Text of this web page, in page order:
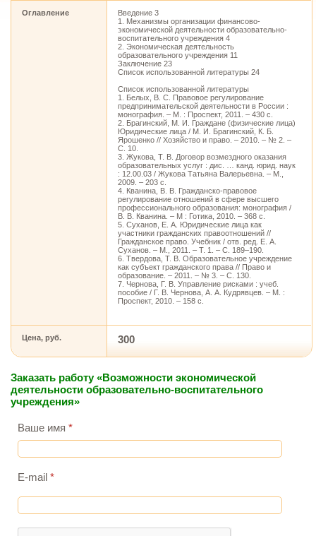
Оглавление
Введение 3
1. Механизмы организации финансово-
экономической деятельности образовательно-
воспитательного учреждения 4
2. Экономическая деятельность
образовательного учреждения 11
Заключение 23
Список использованной литературы 24
Список использованной литературы
1. Белых, В. С. Правовое регулирование
предпринимательской деятельности в России :
монография. – М. : Проспект, 2011. – 430 с.
2. Брагинский, М. И. Граждане (физические лица)
Юридические лица / М. И. Брагинский, К. Б.
Ярошенко // Хозяйство и право. – 2010. – № 2. –
С. 10.
3. Жукова, Т. В. Договор возмездного оказания
образовательных услуг : дис. … канд. юрид. наук
: 12.00.03 / Жукова Татьяна Валерьевна. – М.,
2009. – 203 с.
4. Кванина, В. В. Гражданско-правовое
регулирование отношений в сфере высшего
профессионального образования: монография /
В. В. Кванина. – М : Готика, 2010. – 368 с.
5. Суханов, Е. А. Юридические лица как
участники гражданских правоотношений //
Гражданское право. Учебник / отв. ред. Е. А.
Суханов. – М., 2011. – Т. 1. – С. 189–190.
6. Твердова, Т. В. Образовательное учреждение
как субъект гражданского права // Право и
образование. – 2011. – № 3. – С. 130.
7. Чернова, Г. В. Управление рисками : учеб.
пособие / Г. В. Чернова, А. А. Кудрявцев. – М. :
Проспект, 2010. – 158 с.
Цена, руб. 300
Заказать работу «Возможности экономической
деятельности образовательно-воспитательного
учреждения»
Ваше имя *
E-mail *